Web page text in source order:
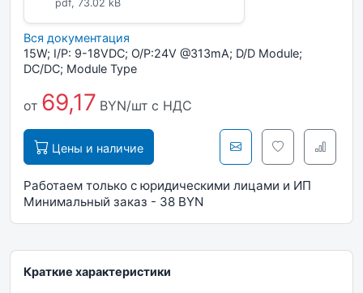
pdf, 73.02 kB
Вся документация
15W; I/P: 9-18VDC; O/P:24V @313mA; D/D Module;
DC/DC; Module Type
от 69,17 BYN/шт с НДС
Цены и наличие
Работаем только с юридическими лицами и ИП
Минимальный заказ - 38 BYN
Краткие характеристики